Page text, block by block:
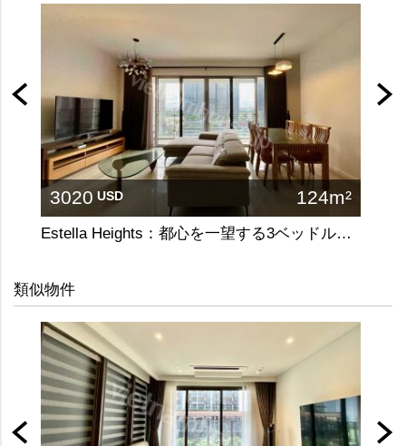
3020 USD 124m²
Estella Heights：都心を一望する3ベッドルームの洗練された住まい
類似物件